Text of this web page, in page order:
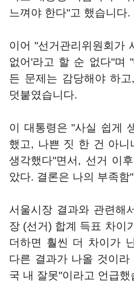
느껴야 한다"고 했습니다.
이어 "선거관리위원회가
없어'라고 할 순 없다"며
든 문제는 감당해야 하
덧붙였습니다.
이 대통령은 "사실 쉽게
했고, 나쁜 짓 한 건 아니
생각했다"면서, 선거 이
았다. 결론은 나의 부족함
서울시장 결과와 관련해
장 (선거) 합계 득표 차이
더하면 훨씬 더 차이가
다른 결과가 나올 것이
국 내 잘못"이라고 언급했